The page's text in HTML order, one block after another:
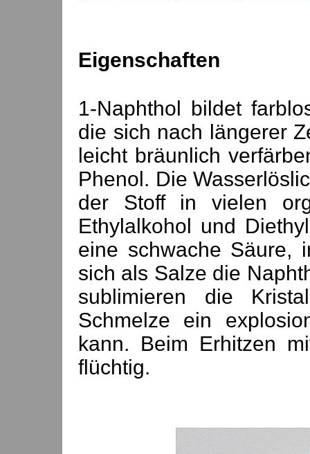
Eigenschaften
1-Naphthol bildet
die sich nach längerer
leicht bräunlich
Phenol. Die
der Stoff in vielen
Ethylalkohol und
eine schwache Säure,
sich als Salze die
sublimieren die
Schmelze ein
kann. Beim Erhitzen
flüchtig.